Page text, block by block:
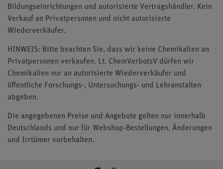
Bildungseinrichtungen und autorisierte Vertragshändler. Kein
Verkauf an Privatpersonen und nicht autorisierte
Wiederverkäufer.
HINWEIS: Bitte beachten Sie, dass wir keine Chemikalien an
Privatpersonen verkaufen. Lt. ChemVerbotsV dürfen wir
Chemikalien nur an autorisierte Wiederverkäufer und
öffentliche Forschungs-, Untersuchungs- und Lehranstalten
abgeben.
Die angegebenen Preise und Angebote gelten nur innerhalb
Deutschlands und nur für Webshop-Bestellungen. Änderungen
und Irrtümer vorbehalten.